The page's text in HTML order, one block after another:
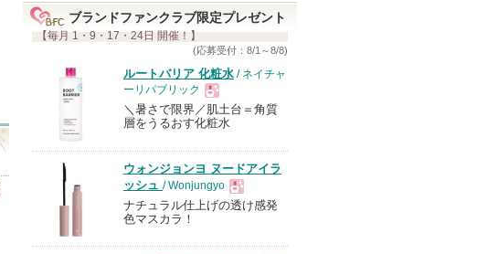
ブランドファンクラブ限定プレゼント
【毎月 1・9・17・24日 開催！】
(応募受付：8/1～8/8)
ルートバリア 化粧水 / ネイチャ
ーリパブリック
現
品
＼暑さで限界／肌土台＝角質
層をうるおす化粧水
ウォンジョンヨ ヌードアイラ
ッシュ / Wonjungyo
現
ナチュラル仕上げの透け感発
色マスカラ！